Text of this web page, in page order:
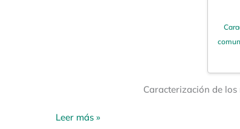
Caracterización de
Leer más »